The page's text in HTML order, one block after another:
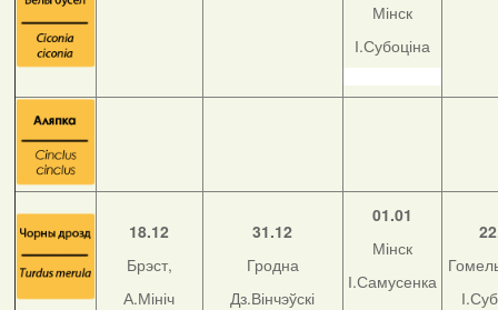
Мінск
І.Субоціна
18.12
Брэст,
А.Мініч
31.12
Гродна
Дз.Вінчэўскі
01.01
Мінск
І.Самусенка